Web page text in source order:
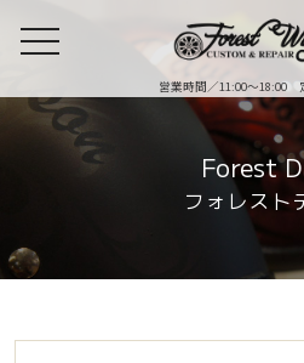
営業時間／11:00〜18:00
toggle
Forest
フォレスト